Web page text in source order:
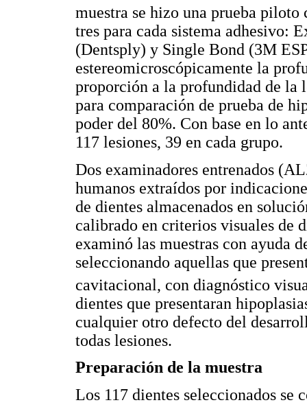
muestra se hizo una prueba
tres para cada sistema
(Dentsply) y Single Bond (3M
estereomicroscópicamente la
proporción a la profundidad de la
para comparación de prueba de
poder del 80%. Con base en lo
117 lesiones, 39 en cada grupo.
Dos examinadores entrenados
humanos extraídos por
de dientes almacenados en
calibrado en criterios visuales de
examinó las muestras con ayuda
seleccionando aquellas que
cavitacional, con diagnóstico
dientes que presentaran
cualquier otro defecto del
todas lesiones.
Preparación de la muestra
Los 117 dientes seleccionados se